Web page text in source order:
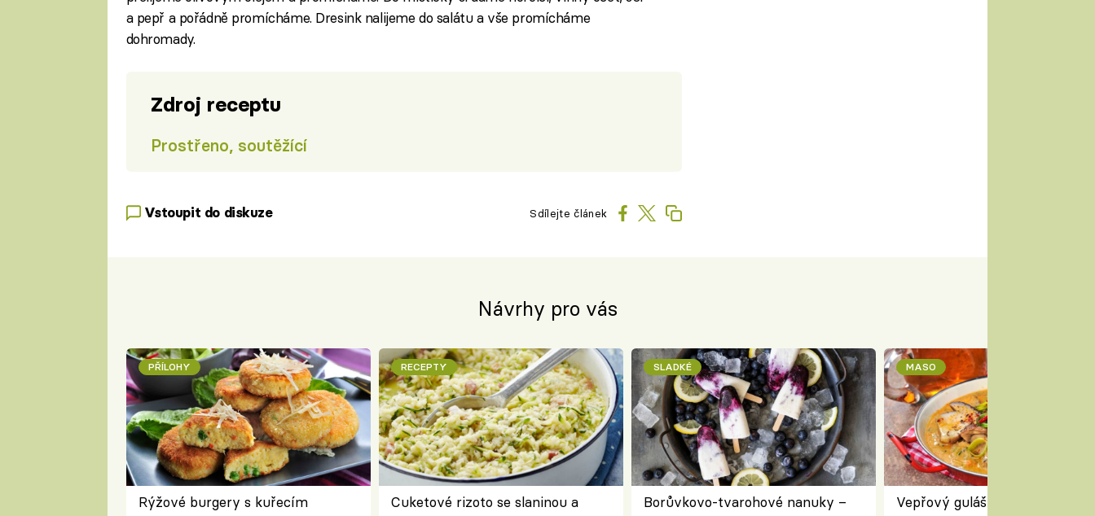
a pepř a pořádně promícháme. Dresink nalijeme do salátu a vše promícháme
dohromady.
Zdroj receptu
Prostřeno, soutěžící
Vstoupit do diskuze Sdílejte článek
Návrhy pro vás
PŘÍLOHY
Rýžové burgery s kuřecím
RECEPTY
Cuketové rizoto se slaninou a
SLADKÉ
Borůvkovo-tvarohové nanuky –
MASO
Vepřový guláš s houbami a